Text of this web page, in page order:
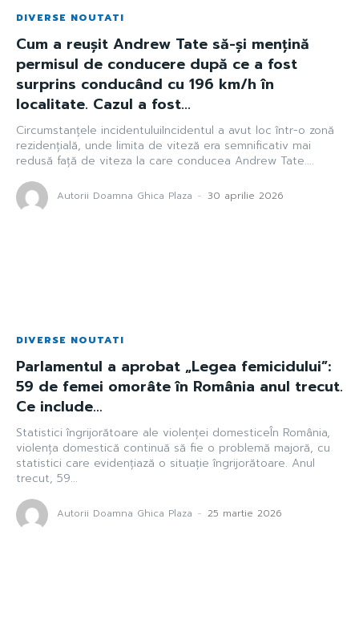
DIVERSE NOUTATI
Cum a reușit Andrew Tate să-și mențină
permisul de conducere după ce a fost
surprins conducând cu 196 km/h în
localitate. Cazul a fost...
Circumstanțele incidentuluiIncidentul a avut loc într-o zonă
rezidențială, unde limita de viteză era semnificativ mai
redusă față de viteza la care conducea Andrew Tate....
Autorii Doamna Ghica Plaza - 30 aprilie 2026
DIVERSE NOUTATI
Parlamentul a aprobat „Legea femicidului”:
59 de femei omorâte în România anul trecut.
Ce include…
Statistici îngrijorătoare ale violenței domesticeÎn România,
violența domestică continuă să fie o problemă majoră, cu
statistici care evidențiază o situație îngrijorătoare. Anul
trecut, 59...
Autorii Doamna Ghica Plaza - 25 martie 2026